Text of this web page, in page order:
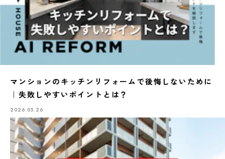
マンションのキッチンリフォームで後悔しないために
｜失敗しやすいポイントとは？
2026.05.26